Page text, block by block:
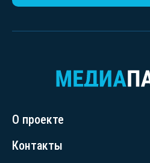
О проекте
Контакты